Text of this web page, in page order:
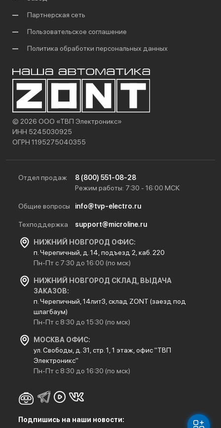
Партнерская сеть
Пользовательское соглашение
Политика обработки персональных данных
© 2026 ООО «ТВП Электроникс»
ИНН 5245030925
ОГРН 1195275040355
Отдел продаж
8 (800) 551-08-28
Режим работы: 7:30 - 16:00 МСК
Общие вопросы info@tvp-electro.ru
Техподдержка support@microline.ru
НИЖНИЙ НОВГОРОД ОФИС:
п. Черепичный, д. 14, подъезд 2, каб. 220
Пн-Пт с 7:30 до 16:00 (по мск)
НИЖНИЙ НОВГОРОД СКЛАД, ВЫДАЧА
ЗАКАЗОВ:
п. Черепичный, 14лит3, склад ZONT (заезд под
шлагбаум)
Пн-Пт с 8:30 до 15:30 (по мск)
МОСКВА ОФИС:
ул. Свободы, д. 31, стр. 1, 1 этаж, офис "ТВП
Электроникс"
Пн-Пт с 8:30 до 16:30 (по мск)
Подпишись на наши новости: